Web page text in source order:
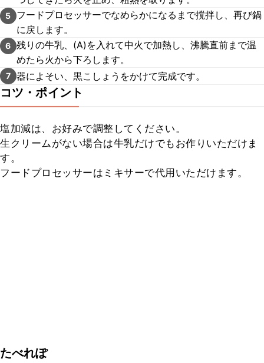
5
フードプロセッサーでなめらかになるまで撹拌し、再び鍋
に戻します。
6 残りの牛乳、(A)を入れて中火で加熱し、沸騰直前まで温
めたら火から下ろします。
7 器によそい、黒こしょうをかけて完成です。
コツ・ポイント
塩加減は、お好みで調整してください。
生クリームがない場合は牛乳だけでもお作りいただけま
す。
フードプロセッサーはミキサーで代用いただけます。
たべれぽ